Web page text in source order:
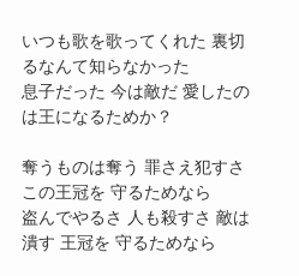
いつも歌を歌ってくれた 裏切
るなんて知らなかった
息子だった 今は敵だ 愛したの
は王になるためか？
奪うものは奪う 罪さえ犯すさ
この王冠を 守るためなら
盗んでやるさ 人も殺すさ 敵は
潰す 王冠を 守るためなら